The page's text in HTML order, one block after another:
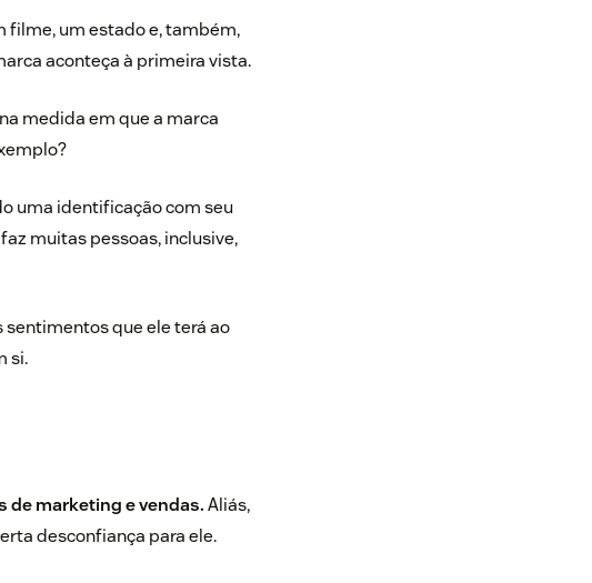
filme, um estado e, também,
aconteça à primeira vista.
medida em que a marca
uma identificação com seu
muitas pessoas, inclusive,
que ele terá ao
si.
de marketing e vendas.Aliás,
desconfiança para ele.